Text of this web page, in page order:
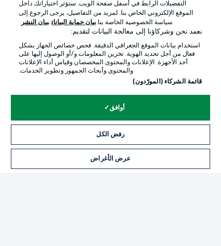
Official Partners
الإخطارات القانونية
إدارة التفضيلات بيان الخصوصية
التفضيلات الرابط في أسفل صفحة الويب. ستؤثر اختياراتك داخل
الموقع الإلكتروني الخاص بنا. لمزيد من التفاصيل، يرجى الرجوع إلى
سياسة الخصوصية الخاصة بنا.بيان حماية البيانات بيان النشر
نعمد نحن وشركاؤنا إلى معالجة البيانات لتقديم:
استخدام بيانات الموقع الجغرافي الدقيقة. فحص خصائص الجهاز بشكل
فعال من أجل تحديد الهوية. تخزين المعلومات و/أو الوصول إليها على
أحد الأجهزة. الإعلانات والمحتوى المخصصان وقياس أداء الإعلانات
والمحتوى وأبحاث الجمهور وتطوير الخدمات.
قائمة الشركاء (المورّدون)
أوافق
رفض الكل
عرض الأغراض